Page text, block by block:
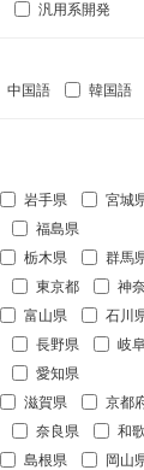
汎用系開発
中国語 韓国語
岩手県 宮城
福島県
栃木県 群馬
東京都 神
富山県 石川
長野県
岐
愛知県
滋賀県 京都
奈良県 和
島根県 岡山